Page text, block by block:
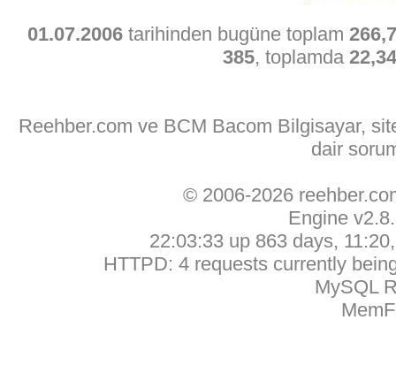
01.07.2006tarihinden bugüne toplam
385, toplamda
Reehber.com ve BCM Bacom Bilgisayar,
dair
© 2006-2026
Engine
22:03:33 up 863 days,
HTTPD: 4 requests currently
MySQL